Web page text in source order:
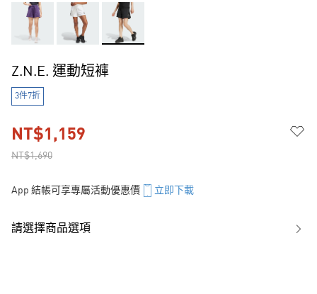
Z.N.E. 運動短褲
3件7折
NT$1,690
NT$1,159
App 結帳可享專屬活動優惠價 立即下載
請選擇商品選項